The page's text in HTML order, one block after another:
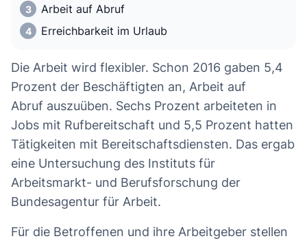
Arbeit auf Abruf
Erreichbarkeit im Urlaub
Die Arbeit wird flexibler. Schon 2016 gaben 5,4
Prozent der Beschäftigten an, Arbeit auf
Abruf auszuüben. Sechs Prozent arbeiteten in
Jobs mit Rufbereitschaft und 5,5 Prozent hatten
Tätigkeiten mit Bereitschaftsdiensten. Das ergab
eine Untersuchung des Instituts für
Arbeitsmarkt- und Berufsforschung der
Bundesagentur für Arbeit.
Für die Betroffenen und ihre Arbeitgeber stellen